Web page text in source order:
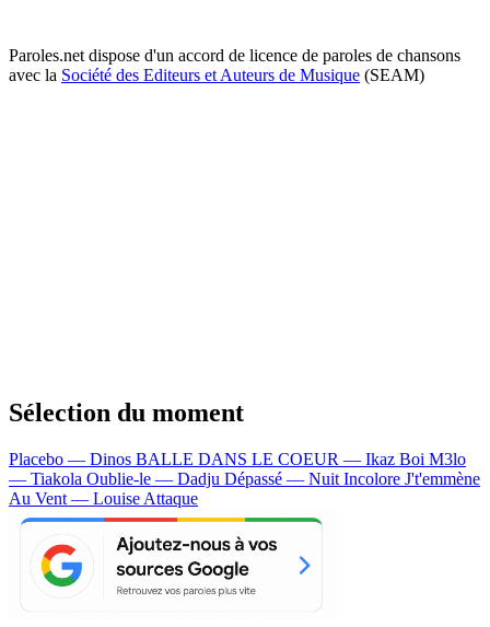
Paroles.net dispose d'un accord de licence de paroles de chansons
avec la Société des Editeurs et Auteurs de Musique (SEAM)
Sélection du moment
Placebo — Dinos BALLE DANS LE COEUR — Ikaz Boi M3lo
— Tiakola Oublie-le — Dadju Dépassé — Nuit Incolore J't'emmène
Au Vent — Louise Attaque